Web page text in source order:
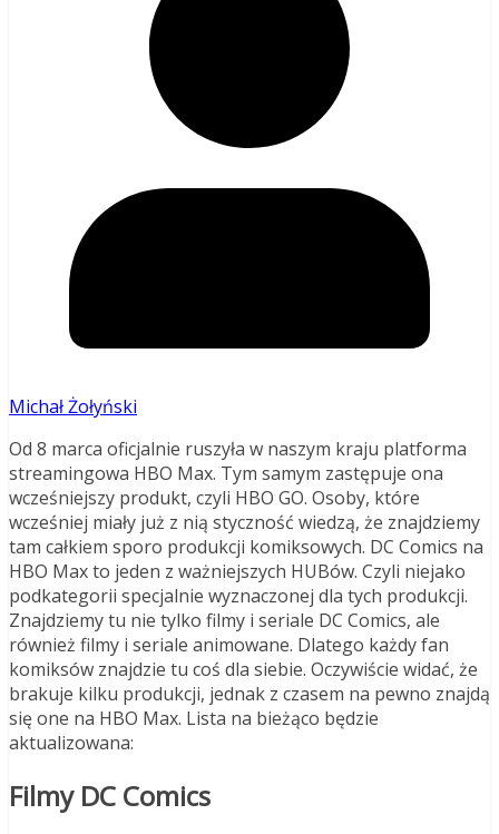
Michał Żołyński
Od 8 marca oficjalnie ruszyła w naszym kraju platforma
streamingowa HBO Max. Tym samym zastępuje ona
wcześniejszy produkt, czyli HBO GO. Osoby, które
wcześniej miały już z nią styczność wiedzą, że znajdziemy
tam całkiem sporo produkcji komiksowych. DC Comics na
HBO Max to jeden z ważniejszych HUBów. Czyli niejako
podkategorii specjalnie wyznaczonej dla tych produkcji.
Znajdziemy tu nie tylko filmy i seriale DC Comics, ale
również filmy i seriale animowane. Dlatego każdy fan
komiksów znajdzie tu coś dla siebie. Oczywiście widać, że
brakuje kilku produkcji, jednak z czasem na pewno znajdą
się one na HBO Max. Lista na bieżąco będzie
aktualizowana:
Filmy DC Comics